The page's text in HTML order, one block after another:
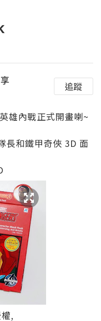
追蹤
雄內戰正式開畫喇~
長和鐵甲奇俠 3D 面
,